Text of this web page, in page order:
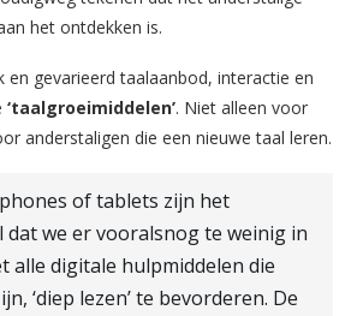
het ontdekken is.
en gevarieerd taalaanbod, interactie en
‘taalgroeimiddelen’. Niet alleen voor
anderstaligen die een nieuwe taal leren.
of tablets zijn het
dat we er vooralsnog te weinig in
alle digitale hulpmiddelen die
‘diep lezen’ te bevorderen. De